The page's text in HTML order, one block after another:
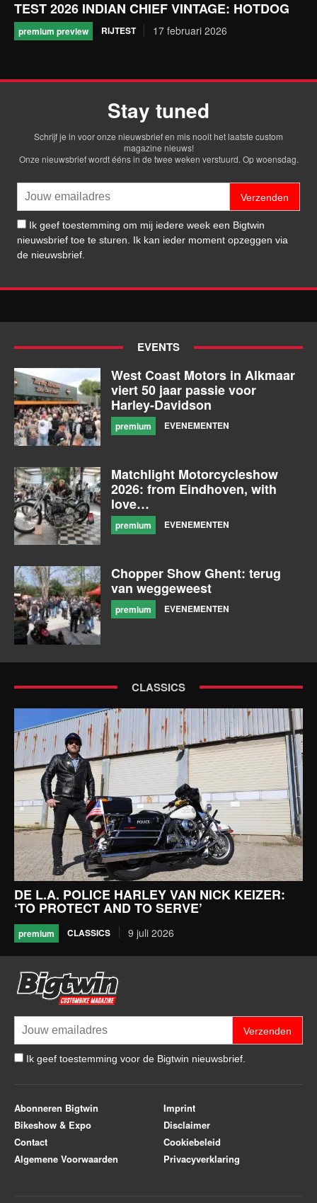
TEST 2026 INDIAN CHIEF VINTAGE: HOTDOG
premium preview RIJTEST 17 februari 2026
Stay tuned
Schrijf je in voor onze nieuwsbrief en mis nooit het laatste custom
magazine nieuws!
Onze nieuwsbrief wordt ééns in de twee weken verstuurd. Op woensdag.
Verzenden
Ik geef toestemming om mij iedere week een Bigtwin
nieuwsbrief toe te sturen. Ik kan ieder moment opzeggen via
de nieuwsbrief.
EVENTS
West Coast Motors in Alkmaar
viert 50 jaar passie voor
Harley-Davidson
premium EVENEMENTEN
Matchlight Motorcycleshow
2026: from Eindhoven, with
love…
premium EVENEMENTEN
Chopper Show Ghent: terug
van weggeweest
premium EVENEMENTEN
CLASSICS
DE L.A. POLICE HARLEY VAN NICK KEIZER:
‘TO PROTECT AND TO SERVE’
premium CLASSICS 9 juli 2026
Verzenden
Ik geef toestemming voor de Bigtwin nieuwsbrief.
Abonneren Bigtwin
Bikeshow & Expo
Contact
Algemene Voorwaarden
Imprint
Disclaimer
Cookiebeleid
Privacyverklaring